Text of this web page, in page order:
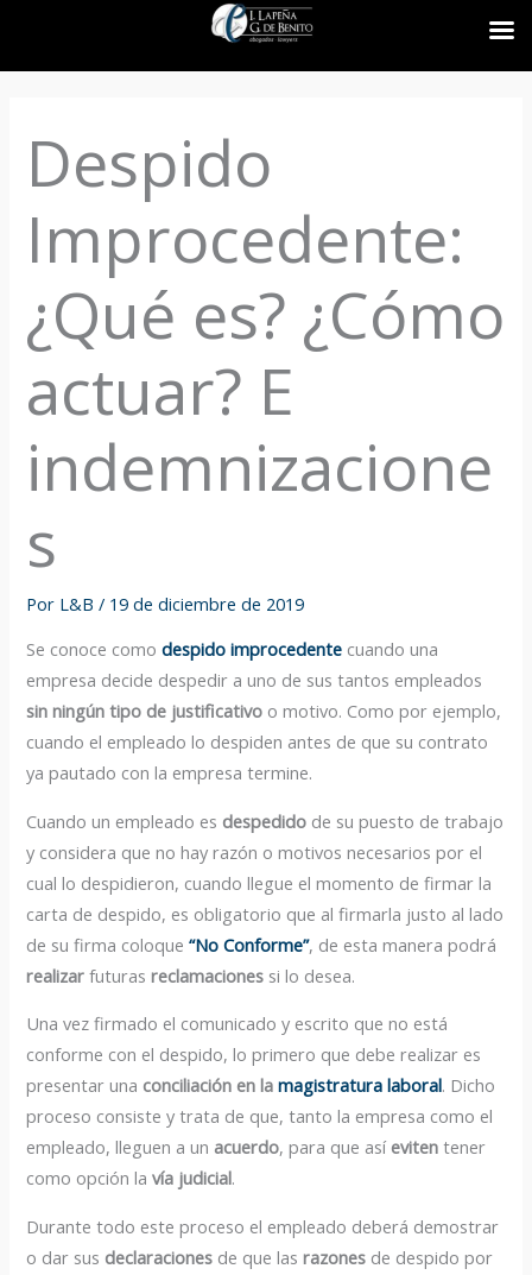
contenidoDespido
Improcedente:
¿Qué es? ¿Cómo
actuar? E
indemnizacione
s
Por L&B/ 19 de diciembre de 2019
Se conoce comodespido improcedente cuando una
empresa decide despedir a uno de sus tantos empleados
sin ningún tipo de justificativo o motivo. Como por ejemplo,
cuando el empleado lo despiden antes de que su contrato
ya pautado con la empresa termine.
Cuando un empleado es despedido de su puesto de trabajo
y considera que no hay razón o motivos necesarios por el
cual lo despidieron, cuando llegue el momento de firmar la
carta de despido, es obligatorio que al firmarla justo al lado
de su firma coloque“No Conforme”, de esta manera podrá
realizar futurasreclamaciones si lo desea.
Una vez firmado el comunicado y escrito que no está
conforme con el despido, lo primero que debe realizar es
presentar una conciliación en lamagistratura laboral. Dicho
proceso consiste y trata de que, tanto la empresa como el
empleado, lleguen a un acuerdo, para que así eviten tener
como opción la vía judicial.
Durante todo este proceso el empleado deberá demostrar
o dar sus declaraciones de que lasrazones de despido por